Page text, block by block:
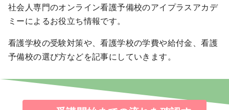
社会人専門のオンライン看護予備校のアイプラスアカデ
ミーによるお役立ち情報です。
看護学校の受験対策や、看護学校の学費や給付金、看護
予備校の選び方などを記事にしていきます。